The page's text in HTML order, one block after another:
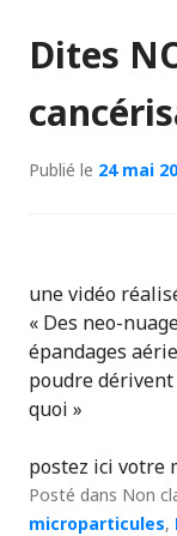
Dites
Publié le 24 mai
une vidéo
« Des neo-
épandages
poudre
quoi »
postez ici votre
Posté dans Non
microparticules,